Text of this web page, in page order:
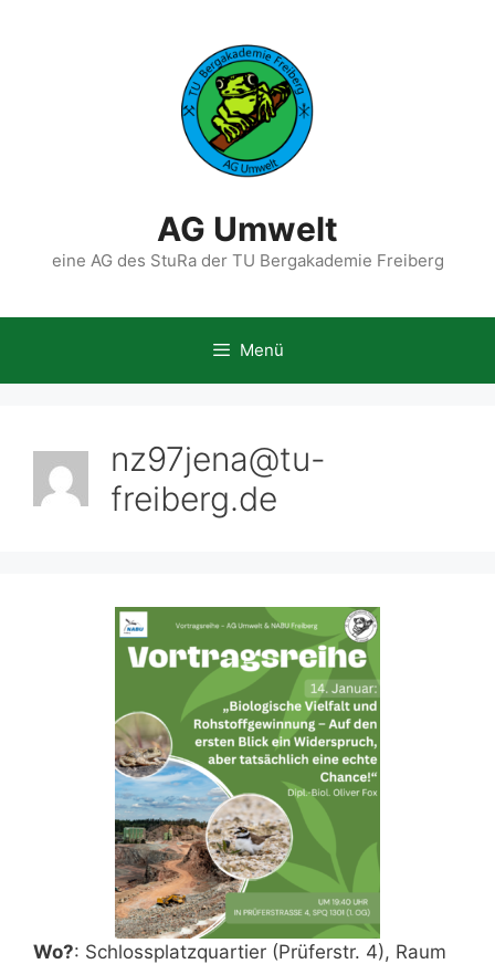
AG Umwelt
eine AG des StuRa der TU Bergakademie Freiberg
Menü
nz97jena@tu-
freiberg.de
Wo?: Schlossplatzquartier (Prüferstr. 4), Raum